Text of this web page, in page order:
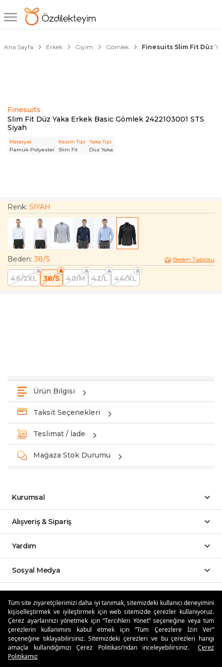
Tüm site ziyaretçilerimizi daha iyi tanımak, sitemizdeki kullanıcı deneyimini
kişiselleştirmek ve iyileştirmek için web sitemizde çerezler kullanıyoruz.
Çerez ayarlarınızı yönetmek için “Tercihleri Yönet” seçeneğine veya tüm
çerezlerin kullanımını kabul etmek için “Tüm Çerezlere İzin Ver”
seçeneğine tıklayabilirsiniz. Sitemizdeki çerezleri ve bu çerezleri hangi
amaçla kullandığımızı Çerez Politikası’ndan inceleyebilirsiniz.
Çerez
Politikamız
Ana Sayfa Erkek Giyim Gömlek Finesuits Slim Fit Düz
Finesuits
Slim Fit Düz Yaka Erkek Basic Gömlek 2422103001 STS
Siyah
Materyal
Pamuk-Polyester
Kesim Tipi
Slim Fit
Yaka Tipi
Düz Yaka
1/3
Renk: SİYAH
Beden:38/S Beden Tablosu
46/2XL 38/S 40/M 42/L 44/XL
Ürün Bilgisi
Taksit Seçenekleri
Teslimat / İade
Mağaza Stok Durumu
Kurumsal
Alışveriş & Sipariş
Yardım
Sosyal Medya
Özdilekteyim'de Taksit Avantajları
Güvenli Alışveriş